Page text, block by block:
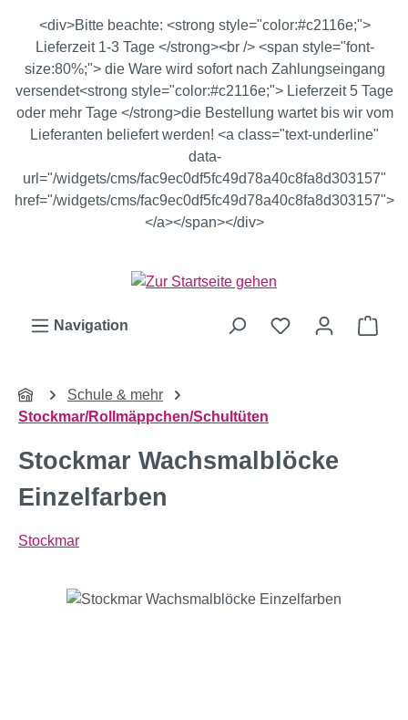
Zum Hauptinhalt springen
<div>Bitte beachte: <strong style="color:#c2116e;">
Lieferzeit 1-3 Tage </strong><br /> <span style="font-
size:80%;"> die Ware wird sofort nach Zahlungseingang
versendet<strong style="color:#c2116e;"> Lieferzeit 5 Tage
oder mehr Tage </strong>die Bestellung wartet bis wir vom
Lieferanten beliefert werden! <a class="text-underline"
data-
url="/widgets/cms/fac9ec0df5fc49d78a40c8fa8d303157"
href="/widgets/cms/fac9ec0df5fc49d78a40c8fa8d303157">
</a></span></div>
Navigation
Schule & mehr
Stockmar/Rollmäppchen/Schultüten
Stockmar Wachsmalblöcke
Einzelfarben
Stockmar
Bildergalerie überspringen